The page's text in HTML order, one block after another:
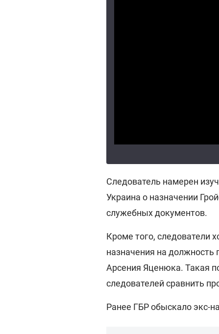
Следователь намерен
Украина о назначении
служебных документов.
Кроме того, следователи
назначения на должность
Арсения Яценюка. Такая
следователей сравнить
Ранее ГБР обыскало экс-